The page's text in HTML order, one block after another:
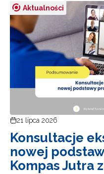
Aktualności
21 lipca 2026
Konsultacje
nowej
Kompas Jutra